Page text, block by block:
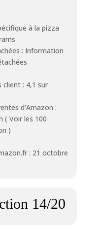
à la pizza
: Information
client : 4,1 sur
d’Amazon :
( Voir les 100
)
: 21 octobre
14/20